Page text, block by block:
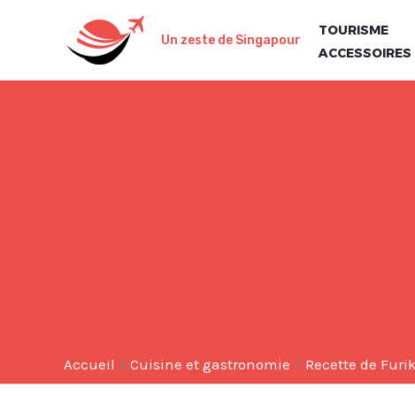
Un zeste de Singapour
TOURISME
Accueil Cuisine et gastronomie Recette de